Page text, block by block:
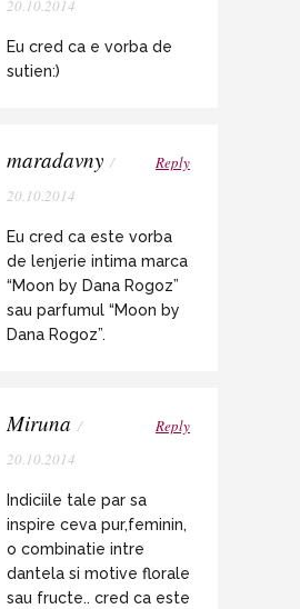
20.10.2014
Eu cred ca e vorba de
sutien:)
maradavny /
20.10.2014
Reply
Eu cred ca este vorba
de lenjerie intima marca
“Moon by Dana Rogoz”
sau parfumul “Moon by
Dana Rogoz”.
Miruna /
20.10.2014
Reply
Indiciile tale par sa
inspire ceva pur,feminin,
o combinatie intre
dantela si motive florale
sau fructe.. cred ca este